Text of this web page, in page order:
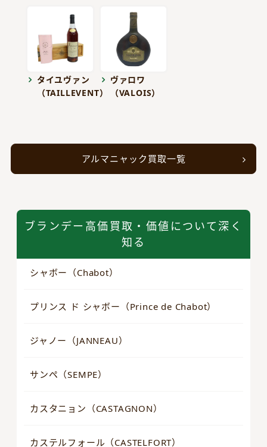
タイユヴァン
（TAILLEVENT）
ヴァロワ
（VALOIS）
アルマニャック買取一覧
ブランデー高価買取・価値について深く
知る
シャボー（Chabot）
プリンス ド シャボー（Prince de Chabot）
ジャノー（JANNEAU）
サンペ（SEMPE）
カスタニョン（CASTAGNON）
カステルフォール（CASTELFORT）